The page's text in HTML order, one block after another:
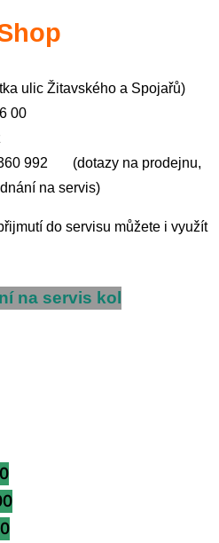
ulic Žitavského a Spojařů)
00
360 992 (dotazy na prodejnu,
na servis)
do servisu můžete i využít
na servis kol